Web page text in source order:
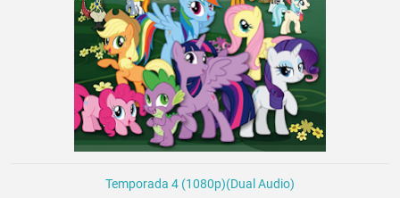
Temporada 4 (1080p)(Dual Audio)